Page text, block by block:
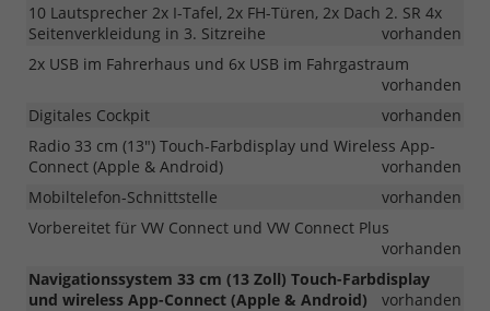
10 Lautsprecher 2x I-Tafel, 2x FH-Türen, 2x Dach 2. SR 4x
Seitenverkleidung in 3. Sitzreihe
vorhanden
2x USB im Fahrerhaus und 6x USB im Fahrgastraum
vorhanden
Digitales Cockpit
vorhanden
Radio 33 cm (13") Touch-Farbdisplay und Wireless App-
Connect (Apple & Android)
vorhanden
Mobiltelefon-Schnittstelle
vorhanden
Vorbereitet für VW Connect und VW Connect Plus
vorhanden
Navigationssystem 33 cm (13 Zoll) Touch-Farbdisplay
und wireless App-Connect (Apple & Android)
vorhanden